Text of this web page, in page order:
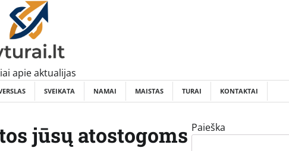
apie aktualijas
SVEIKATA NAMAI MAISTAS TURAI KONTAKTAI
jūsų atostogoms Paieška